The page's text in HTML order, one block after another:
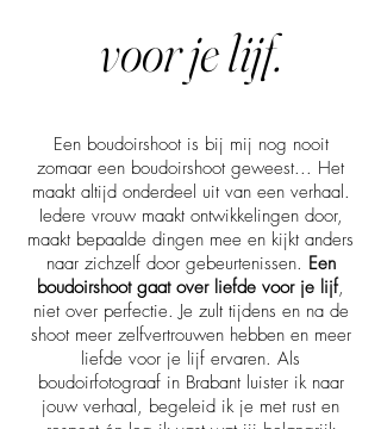
voor je lijf.
Een boudoirshoot is bij mij nog nooit
zomaar een boudoirshoot geweest... Het
maakt altijd onderdeel uit van een verhaal.
Iedere vrouw maakt ontwikkelingen door,
maakt bepaalde dingen mee en kijkt anders
naar zichzelf door gebeurtenissen. Een
boudoirshoot gaat over liefde voor je lijf,
niet over perfectie. Je zult tijdens en na de
shoot meer zelfvertrouwen hebben en meer
liefde voor je lijf ervaren. Als
boudoirfotograaf in Brabant luister ik naar
jouw verhaal, begeleid ik je met rust en